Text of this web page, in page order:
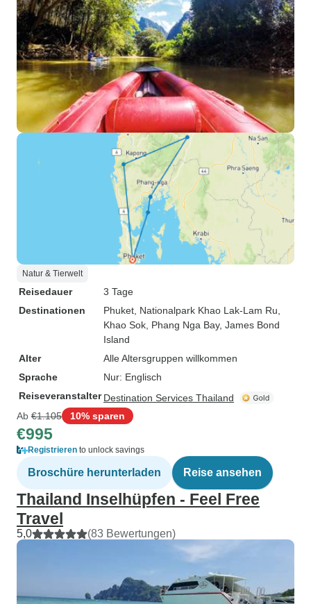
Natur & Tierwelt
Reisedauer
3 Tage
Destinationen
Phuket , Nationalpark Khao Lak-Lam Ru
Khao Sok , Phang Nga Bay, James Bond
Island
Alter
Alle Altersgruppen willkommen
Sprache
Nur: Englisch
Reiseveranstalter Destination Services Thailand
Ab €1.105 10% sparen
€995
Registrieren to unlock savings
Broschüre herunterladen Reise ansehen
Thailand Inselhüpfen - Feel Free
Travel
5,0 (83 Bewertungen)